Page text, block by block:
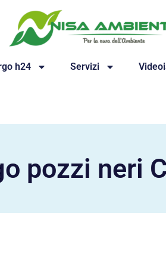
h24 Servizi
pozzi neri